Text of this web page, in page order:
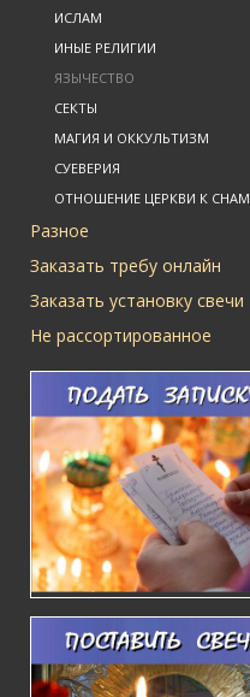
ИСЛАМ
ИНЫЕ РЕЛИГИИ
ЯЗЫЧЕСТВО
СЕКТЫ
МАГИЯ И ОККУЛЬТИЗМ
СУЕВЕРИЯ
ОТНОШЕНИЕ ЦЕРКВИ К СНАМ
Разное
Заказать требу онлайн
Заказать установку свечи
Не рассортированное